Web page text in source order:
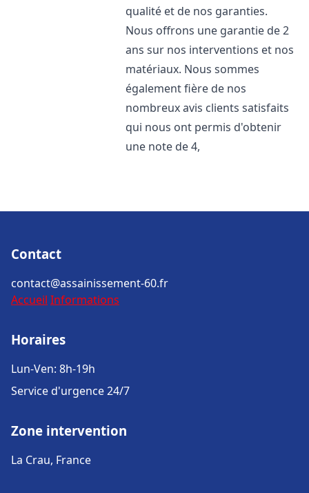
qualité et de nos garanties.
Nous offrons une garantie de 2
ans sur nos interventions et nos
matériaux. Nous sommes
également fière de nos
nombreux avis clients satisfaits
qui nous ont permis d'obtenir
une note de 4,
Contact
contact@assainissement-60.fr
Accueil Informations
Horaires
Lun-Ven: 8h-19h
Service d'urgence 24/7
Zone intervention
La Crau, France